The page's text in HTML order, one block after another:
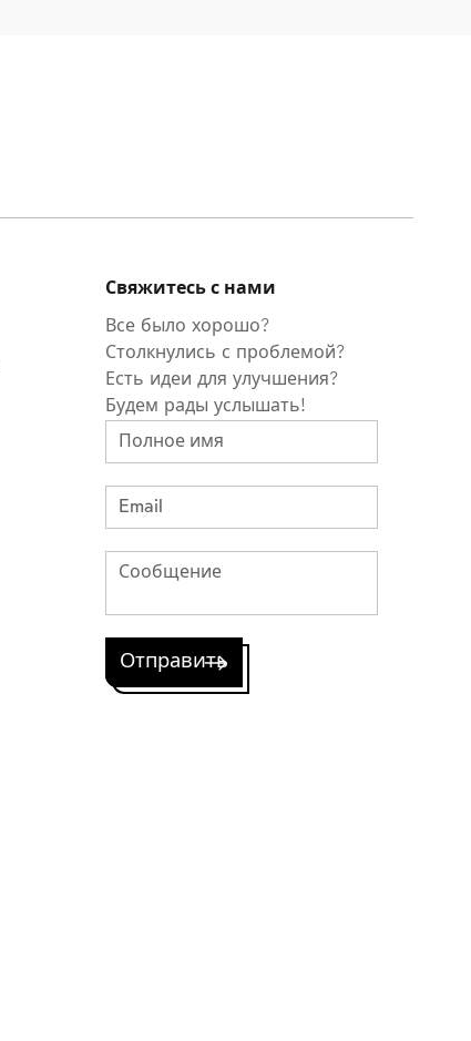
Свяжитесь с нами
Все было хорошо?
Столкнулись с проблемой?
Есть идеи для улучшения?
Будем рады услышать!